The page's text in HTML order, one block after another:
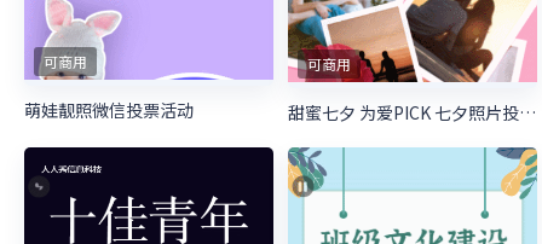
可商用
萌娃靓照微信投票活动
可商用
甜蜜七夕 为爱PICK 七夕照片投票活动